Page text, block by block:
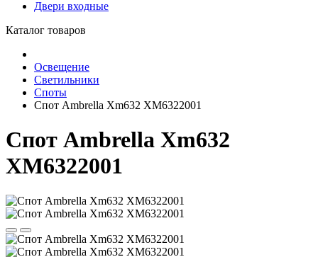
Двери входные
Каталог товаров
Освещение
Светильники
Споты
Спот Ambrella Xm632 XM6322001
Спот Ambrella Xm632
XM6322001